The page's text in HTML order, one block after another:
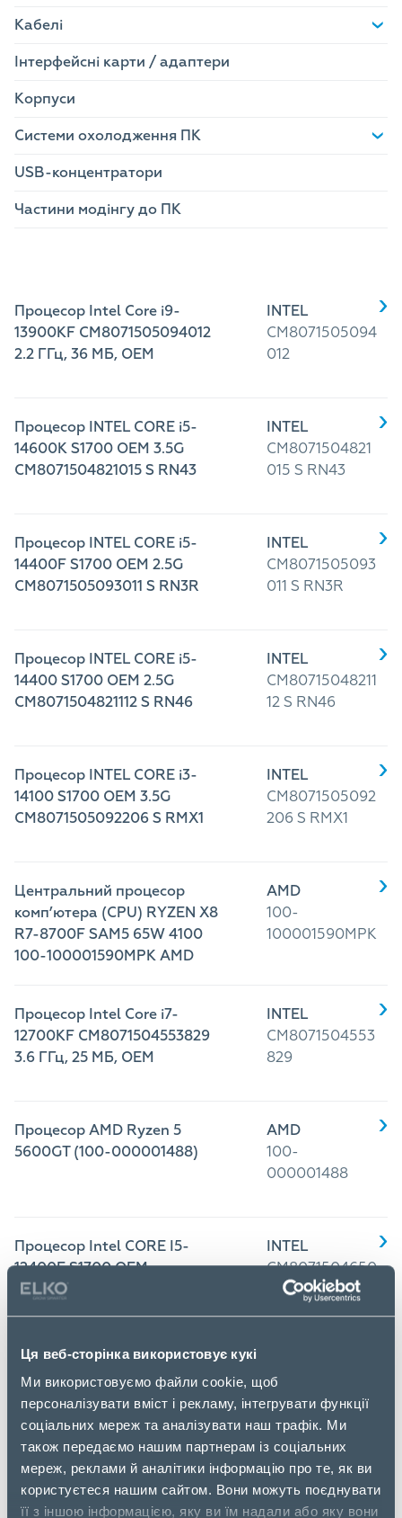
Ця веб-сторінка використовує кукі
Ми використовуємо файли cookie, щоб
персоналізувати вміст і рекламу, інтегрувати функції
соціальних мереж та аналізувати наш трафік. Ми
також передаємо нашим партнерам із соціальних
мереж, реклами й аналітики інформацію про те, як ви
користуєтеся нашим сайтом. Вони можуть поєднувати
її з іншою інформацією, яку ви їм надали або яку вони
Кабелі
Інтерфейсні карти / адаптери
Корпуси
Системи охолодження ПК
USB-концентратори
Частини модінгу до ПК
Процесор Intel Core i9-
13900KF CM8071505094012
2.2 ГГц, 36 МБ, OEM
INTEL
CM8071505094
012
Процесор INTEL CORE i5-
14600K S1700 OEM 3.5G
CM8071504821015 S RN43
INTEL
CM8071504821
015 S RN43
Процесор INTEL CORE i5-
14400F S1700 OEM 2.5G
CM8071505093011 S RN3R
INTEL
CM8071505093
011 S RN3R
Процесор INTEL CORE i5-
14400 S1700 OEM 2.5G
CM8071504821112 S RN46
INTEL
CM80715048211
12 S RN46
Процесор INTEL CORE i3-
14100 S1700 OEM 3.5G
CM8071505092206 S RMX1
INTEL
CM8071505092
206 S RMX1
Центральний процесор
комп’ютера (CPU) RYZEN X8
R7-8700F SAM5 65W 4100
100-100001590MPK AMD
AMD
100-
100001590MPK
Процесор Intel Сore i7-
12700KF CM8071504553829
3.6 ГГц, 25 МБ, OEM
INTEL
CM8071504553
829
Процесор AMD Ryzen 5
5600GT (100-000001488)
AMD
100-
000001488
Процесор Intel CORE I5-
12400F S1700 OEM
CM8071504650609 S RL5Z
99APCT 2.5 ГГц, 18 МБ, OEM
INTEL
CM8071504650
609
12700K S1700 OEM
CM8071504553828 S RL4N
99AMVK 3.6 ГГц, 25 МБ, OEM
CM8071504553
828 S RL4N
Процесор Intel CORE I5-
14400F S1700 OEM
INTEL
CM8071505093